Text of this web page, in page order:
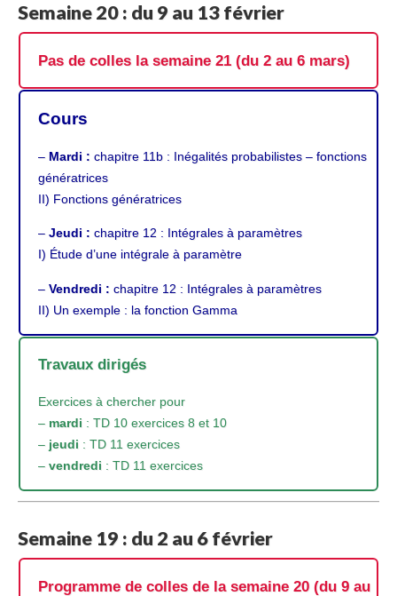
Semaine 20 : du 9 au 13 février
Pas de colles la semaine 21 (du 2 au 6 mars)
Cours
– Mardi : chapitre 11b : Inégalités probabilistes – fonctions
génératrices
II) Fonctions génératrices
– Jeudi : chapitre 12 : Intégrales à paramètres
I) Étude d’une intégrale à paramètre
– Vendredi : chapitre 12 : Intégrales à paramètres
II) Un exemple : la fonction Gamma
Travaux dirigés
Exercices à chercher pour
– mardi : TD 10 exercices 8 et 10
– jeudi : TD 11 exercices
– vendredi : TD 11 exercices
Semaine 19 : du 2 au 6 février
Programme de colles de la semaine 20 (du 9 au